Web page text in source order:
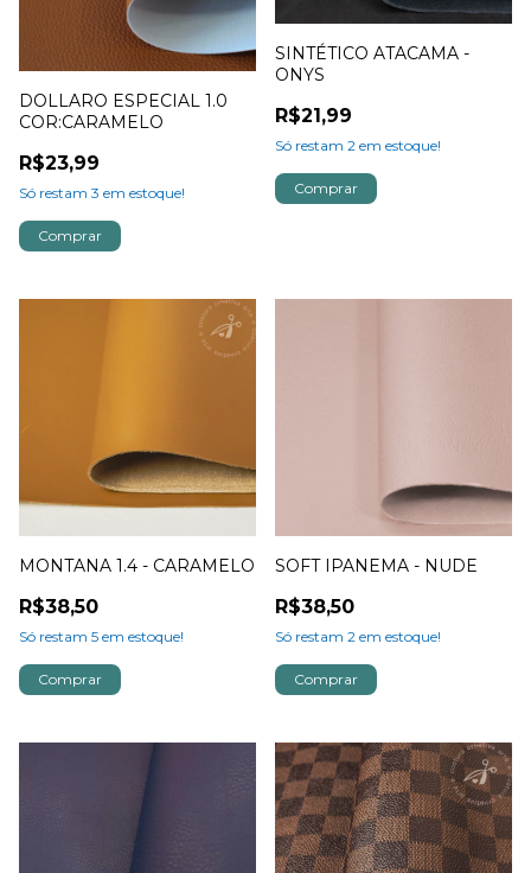
DOLLARO ESPECIAL 1.0
COR:CARAMELO
R$23,99
Só restam 3 em estoque!
SINTÉTICO ATACAMA -
ONYS
R$21,99
Só restam 2 em estoque!
MONTANA 1.4 - CARAMELO
R$38,50
Só restam 5 em estoque!
SOFT IPANEMA - NUDE
R$38,50
Só restam 2 em estoque!